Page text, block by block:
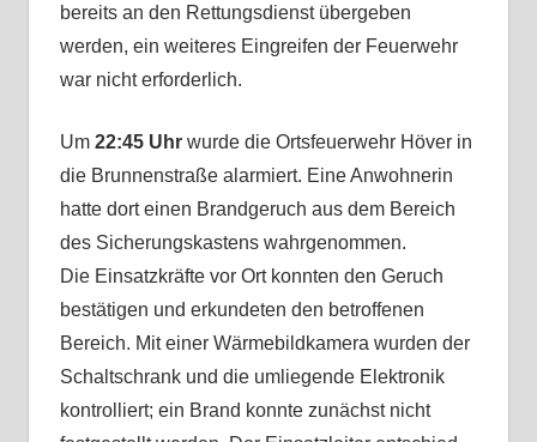
bereits an den Rettungsdienst übergeben
werden, ein weiteres Eingreifen der Feuerwehr
war nicht erforderlich.
Um 22:45 Uhrwurde die Ortsfeuerwehr Höver in
die Brunnenstraße alarmiert. Eine Anwohnerin
hatte dort einen Brandgeruch aus dem Bereich
des Sicherungskastens wahrgenommen.
Die Einsatzkräfte vor Ort konnten den Geruch
bestätigen und erkundeten den betroffenen
Bereich. Mit einer Wärmebildkamera wurden der
Schaltschrank und die umliegende Elektronik
kontrolliert; ein Brand konnte zunächst nicht